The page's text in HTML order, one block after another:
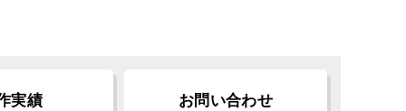
実績 お問い合わせ